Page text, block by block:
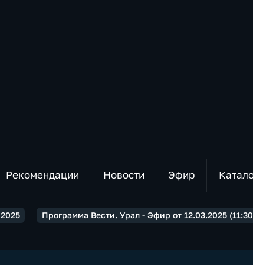
Рекомендации Новости Эфир
2025 Программа Вести. Урал - Эфир от 12.03.2025